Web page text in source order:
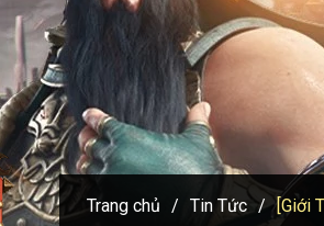
Trang chủ Tin Tức [Giới